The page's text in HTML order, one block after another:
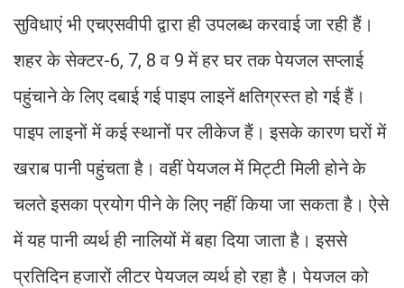
सुविधाएं भी एचएसवीपी द्वारा ही उपलब्ध करवाई जा रही हैं।
शहर के सेक्टर-6, 7, 8 व 9 में हर घर तक पेयजल सप्लाई
पहुंचाने के लिए दबाई गई पाइप लाइनें क्षतिग्रस्त हो गई हैं।
पाइप लाइनों में कई स्थानों पर लीकेज हैं। इसके कारण घरों में
खराब पानी पहुंचता है। वहीं पेयजल में मिट्टी मिली होने के
चलते इसका प्रयोग पीने के लिए नहीं किया जा सकता है। ऐसे
में यह पानी व्यर्थ ही नालियों में बहा दिया जाता है। इससे
प्रतिदिन हजारों लीटर पेयजल व्यर्थ हो रहा है। पेयजल को